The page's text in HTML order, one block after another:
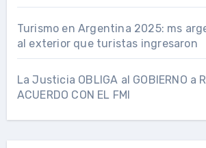
Turismo en Argentina 2025: ms
al exterior que turistas ingresaron
La Justicia OBLIGA al GOBIERNO a
ACUERDO CON EL FMI